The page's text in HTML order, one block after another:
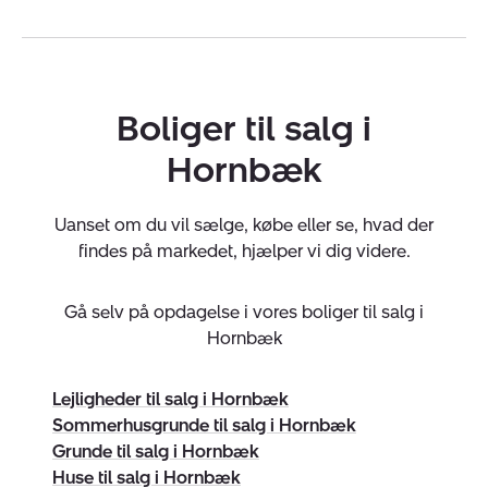
Når vi rådgiver, gør vi det med et øje på markedet –
men også med et hjerte for mennesket foran os.
menneskelige måde
markedsføring og solid support.
Men det er vores lokale nærvær, empati og erfaring, der
For hos os handler boligsalg ikke om mursten, men om
mennesker.
Boliger til salg i
Hornbæk
Uanset om du vil sælge, købe eller se, hvad der
findes på markedet, hjælper vi dig videre.
Gå selv på opdagelse i vores boliger til salg i
Hornbæk
Lejligheder til salg i Hornbæk
Sommerhusgrunde til salg i Hornbæk
Grunde til salg i Hornbæk
Huse til salg i Hornbæk